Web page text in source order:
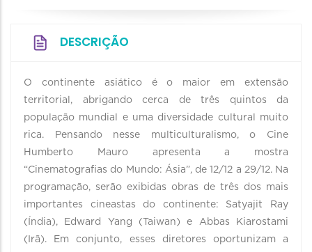
DESCRIÇÃO
O continente asiático é o maior em extensão
territorial, abrigando cerca de três quintos da
população mundial e uma diversidade cultural muito
rica. Pensando nesse multiculturalismo, o Cine
Humberto Mauro apresenta a mostra
“Cinematografias do Mundo: Ásia”, de 12/12 a 29/12. Na
programação, serão exibidas obras de três dos mais
importantes cineastas do continente: Satyajit Ray
(Índia), Edward Yang (Taiwan) e Abbas Kiarostami
(Irã). Em conjunto, esses diretores oportunizam a